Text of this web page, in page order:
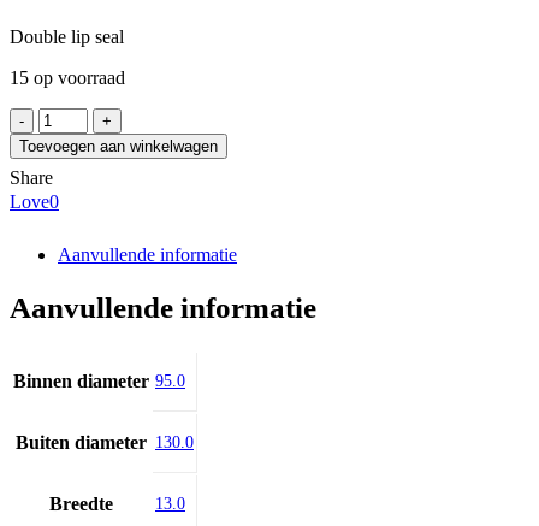
Double lip seal
15 op voorraad
AO
95x130x13
FPM
aantal
Toevoegen aan winkelwagen
Share
Love0
Aanvullende informatie
Aanvullende informatie
Binnen diameter 95.0
Buiten diameter 130.0
Breedte 13.0